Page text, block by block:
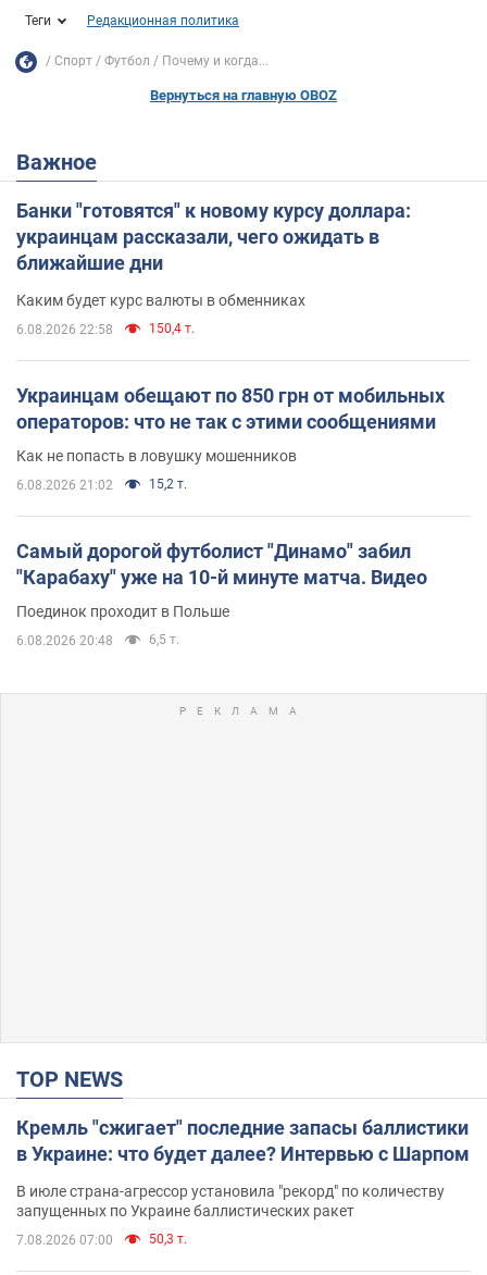
Теги Редакционная политика
Спорт Футбол Почему и когда...
Вернуться на главную OBOZ
Важное
Банки "готовятся" к новому курсу доллара:
украинцам рассказали, чего ожидать в
ближайшие дни
Каким будет курс валюты в обменниках
6.08.2026 22:58 150,4 т.
Украинцам обещают по 850 грн от мобильных
операторов: что не так с этими сообщениями
Как не попасть в ловушку мошенников
6.08.2026 21:02 15,2 т.
Самый дорогой футболист "Динамо" забил
"Карабаху" уже на 10-й минуте матча. Видео
Поединок проходит в Польше
6.08.2026 20:48 6,5 т.
TOP NEWS
Кремль "сжигает" последние запасы баллистики
в Украине: что будет далее? Интервью с Шарпом
В июле страна-агрессор установила "рекорд" по количеству
запущенных по Украине баллистических ракет
7.08.2026 07:00 50,3 т.